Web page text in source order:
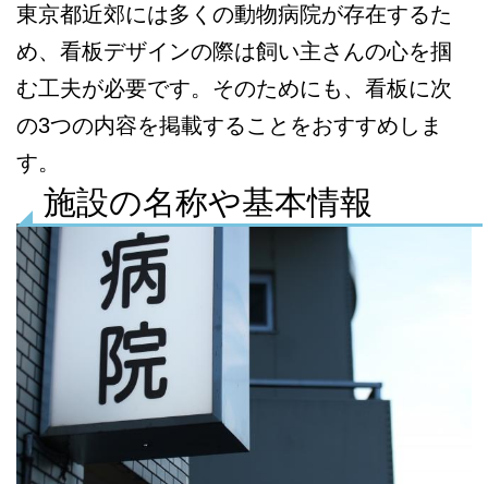
東京都近郊には多くの動物病院が存在するた
め、看板デザインの際は飼い主さんの心を掴
む工夫が必要です。そのためにも、看板に次
の3つの内容を掲載することをおすすめしま
す。
施設の名称や基本情報